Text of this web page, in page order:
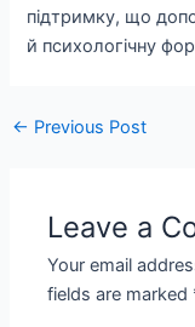
підтримку, що
й психологічну
← Previous Post
Leave a
Your email
fields are marked